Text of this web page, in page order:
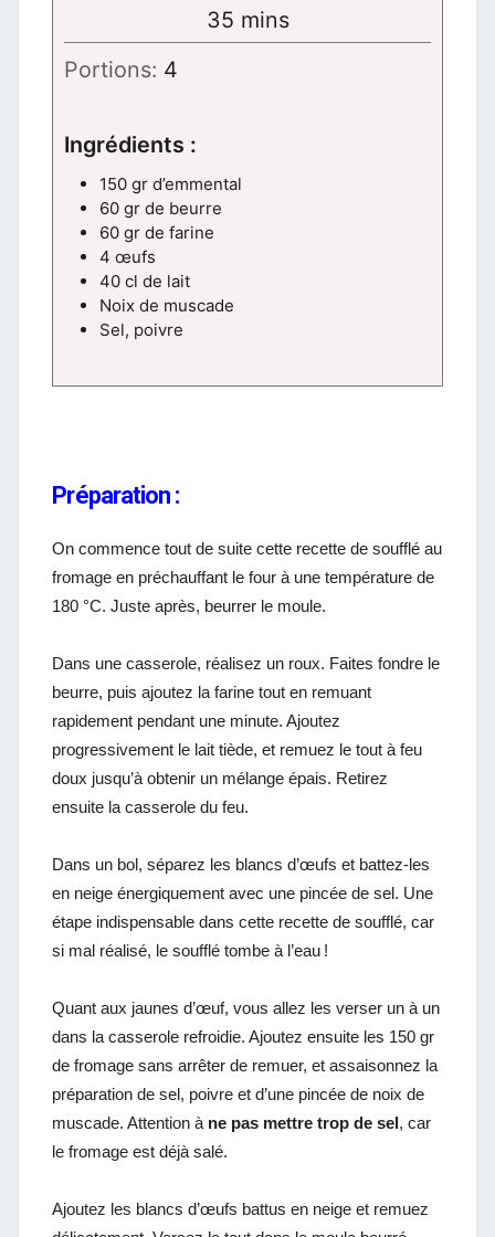
35minutes
mins
Portions: 4
Ingrédients :
150 gr d’emmental
60 gr de beurre
60 gr de farine
4 œufs
40 cl de lait
Noix de muscade
Sel, poivre
Préparation :
On commence tout de suite cette recette de soufflé au
fromage en préchauffant le four à une température de
180 °C. Juste après, beurrer le moule.
Dans une casserole, réalisez un roux. Faites fondre le
beurre, puis ajoutez la farine tout en remuant
rapidement pendant une minute. Ajoutez
progressivement le lait tiède, et remuez le tout à feu
doux jusqu’à obtenir un mélange épais. Retirez
ensuite la casserole du feu.
Dans un bol, séparez les blancs d’œufs et battez-les
en neige énergiquement avec une pincée de sel. Une
étape indispensable dans cette recette de soufflé, car
si mal réalisé, le soufflé tombe à l’eau !
Quant aux jaunes d’œuf, vous allez les verser un à un
dans la casserole refroidie. Ajoutez ensuite les 150 gr
de fromage sans arrêter de remuer, et assaisonnez la
préparation de sel, poivre et d’une pincée de noix de
muscade. Attention à ne pas mettre trop de sel, car
le fromage est déjà salé.
Ajoutez les blancs d’œufs battus en neige et remuez